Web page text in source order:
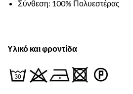
Σύνθεση: 100% Πολυεστέρας
Υλικό και φροντίδα